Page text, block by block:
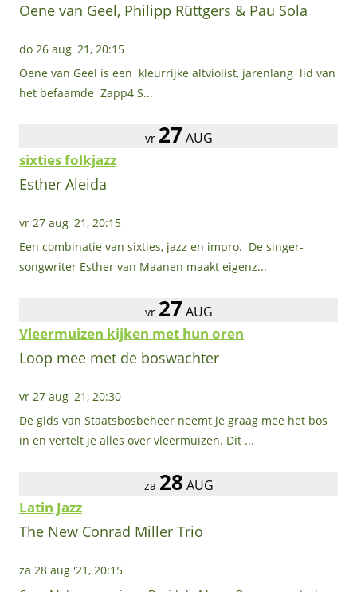
Oene van Geel, Philipp Rüttgers & Pau Sola
do 26 aug '21, 20:15
Oene van Geel is een kleurrijke altviolist, jarenlang lid van
het befaamde Zapp4 S...
vr 27 AUG
sixties folkjazz
Esther Aleida
vr 27 aug '21, 20:15
Een combinatie van sixties, jazz en impro. De singer-
songwriter Esther van Maanen maakt eigenz...
vr 27 AUG
Vleermuizen kijken met hun oren
Loop mee met de boswachter
vr 27 aug '21, 20:30
De gids van Staatsbosbeheer neemt je graag mee het bos
in en vertelt je alles over vleermuizen. Dit ...
za 28 AUG
Latin Jazz
The New Conrad Miller Trio
za 28 aug '21, 20:15